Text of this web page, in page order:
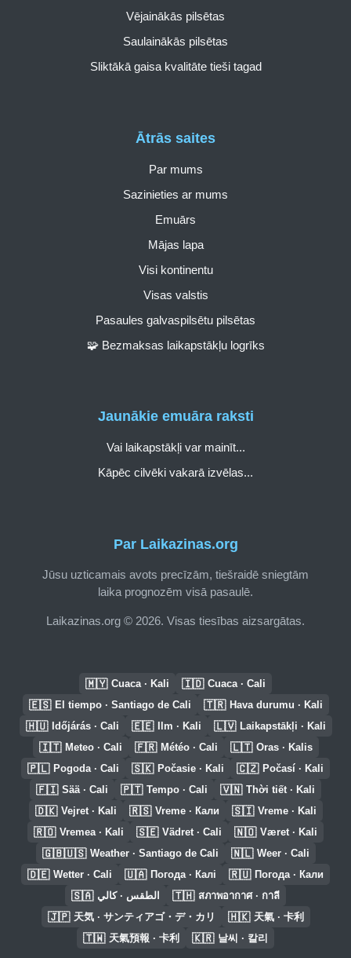
Par Laikazinas.org
Jūsu uzticamais avots precīzām, tiešraidē sniegtām
laika prognozēm visā pasaulē.
Laikazinas.org © 2026. Visas tiesības aizsargātas.
Ātrās saites
Par mums
Sazinieties ar mums
Emuārs
Mājas lapa
Visi kontinentu
Visas valstis
Pasaules galvaspilsētu pilsētas
🧩 Bezmaksas laikapstākļu logrīks
Vējainākās pilsētas
Saulainākās pilsētas
Sliktākā gaisa kvalitāte tieši tagad
Jaunākie emuāra raksti
Vai laikapstākļi var mainīt...
Kāpēc cilvēki vakarā izvēlas...
🇲🇾 Cuaca · Kali 🇮🇩 Cuaca · Cali
🇪🇸 El tiempo · Santiago de Cali 🇹🇷 Hava durumu · Kali
🇭🇺 Időjárás · Cali 🇪🇪 Ilm · Kali 🇱🇻 Laikapstākļi · Kali
🇮🇹 Meteo · Cali 🇫🇷 Météo · Cali 🇱🇹 Oras · Kalis
🇵🇱 Pogoda · Cali 🇸🇰 Počasie · Kali 🇨🇿 Počasí · Kali
🇫🇮 Sää · Cali 🇵🇹 Tempo · Cali 🇻🇳 Thời tiết · Kali
🇩🇰 Vejret · Kali 🇷🇸 Vreme · Кали 🇸🇮 Vreme · Kali
🇷🇴 Vremea · Kali 🇸🇪 Vädret · Cali 🇳🇴 Været · Kali
🇬🇧🇺🇸 Weather · Santiago de Cali 🇳🇱 Weer · Cali
🇩🇪 Wetter · Cali 🇺🇦 Погода · Калі 🇷🇺 Погода · Кали
🇸🇦 الطقس · كالي 🇹🇭 สภาพอากาศ · กาลี
🇯🇵 天気 · サンティアゴ・デ・カリ 🇭🇰 天氣 · 卡利
🇹🇼 天氣預報 · 卡利 🇰🇷 날씨 · 칼리